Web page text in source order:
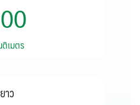
ติเมตร
ยาว